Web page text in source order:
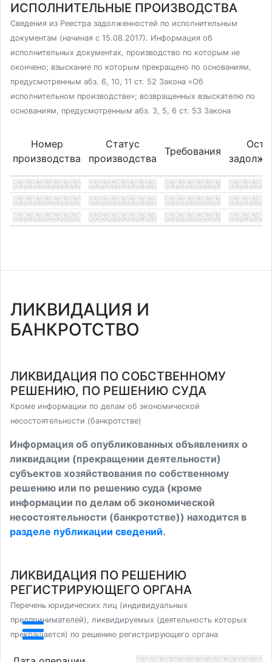
ИСПОЛНИТЕЛЬНЫЕ ПРОИЗВОДСТВА
Сведения из Реестра задолженностей по исполнительным
документам (начиная с 15.08.2017). Информация об
исполнительных документах, производство по которым не
окончено; взыскание по которым прекращено по основаниям,
предусмотренным абз. 6, 10, 11 ст. 52 Закона «Об
исполнительном производстве»; возвращенных взыскателю по
основаниям, предусмотренным абз. 3, 5, 6 ст. 53 Закона
Номер
производства
Статус
производства
Требования
ЛИКВИДАЦИЯ И
БАНКРОТСТВО
ЛИКВИДАЦИЯ ПО СОБСТВЕННОМУ
РЕШЕНИЮ, ПО РЕШЕНИЮ СУДА
Кроме информации по делам об экономической
несостоятельности (банкротстве)
Информация об опубликованных объявлениях о
ликвидации (прекращении деятельности)
субъектов хозяйствования по собственному
решению или по решению суда (кроме
информации по делам об экономической
несостоятельности (банкротстве)) находится в
разделе публикации сведений.
ЛИКВИДАЦИЯ ПО РЕШЕНИЮ
РЕГИСТРИРУЮЩЕГО ОРГАНА
Перечень юридических лиц (индивидуальных
предпринимателей), ликвидируемых (деятельность которых
прекращается) по решению регистрирующего органа